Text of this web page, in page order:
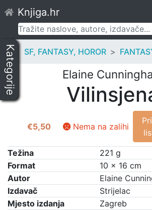
to
content
Knjiga.hr
Pretraži:
Kategorije SF, FANTASY, HOROR
Elaine
€5,50 Nema na zalihi
Težina
221 g
Format
10 × 16 cm
Autor
Elaine
Izdavač
Strijelac
Mjesto izdanja
Zagreb